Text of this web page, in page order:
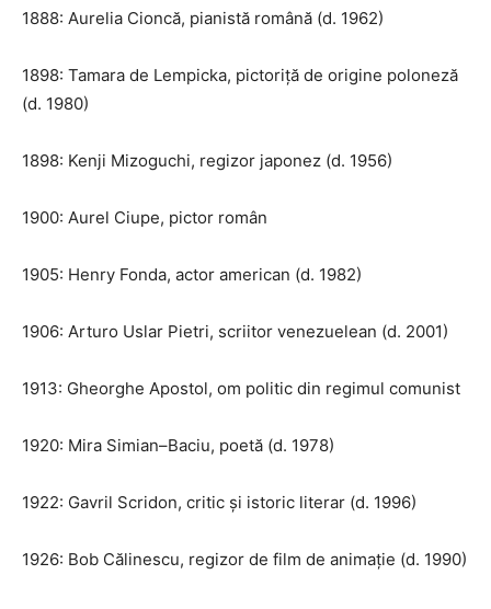
1888: Aurelia Cioncă, pianistă română (d. 1962)
1898: Tamara de Lempicka, pictoriță de origine poloneză
(d. 1980)
1898: Kenji Mizoguchi, regizor japonez (d. 1956)
1900: Aurel Ciupe, pictor român
1905: Henry Fonda, actor american (d. 1982)
1906: Arturo Uslar Pietri, scriitor venezuelean (d. 2001)
1913: Gheorghe Apostol, om politic din regimul comunist
1920: Mira Simian–Baciu, poetă (d. 1978)
1922: Gavril Scridon, critic și istoric literar (d. 1996)
1926: Bob Călinescu, regizor de film de animație (d. 1990)